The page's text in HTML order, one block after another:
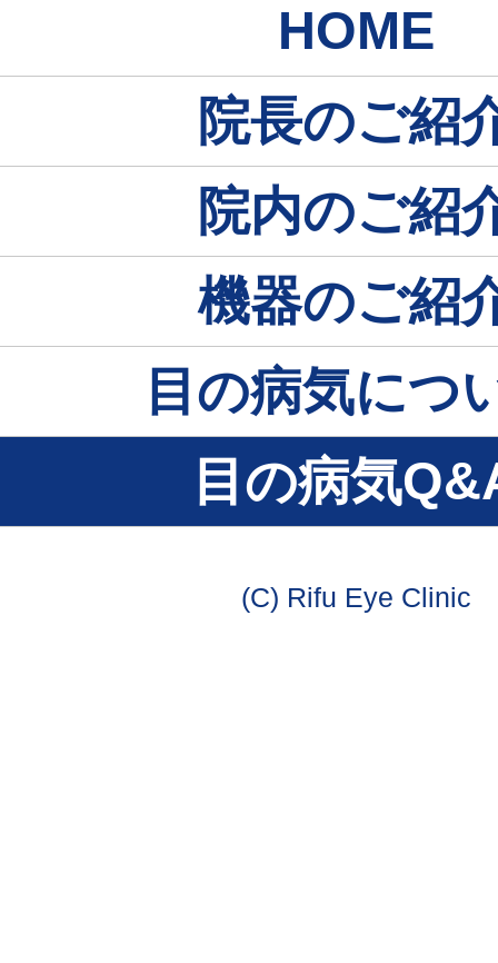
HOME
院長のご紹
院内のご紹
機器のご紹
目の病気につ
目の病気
(C) Rifu Eye Clinic